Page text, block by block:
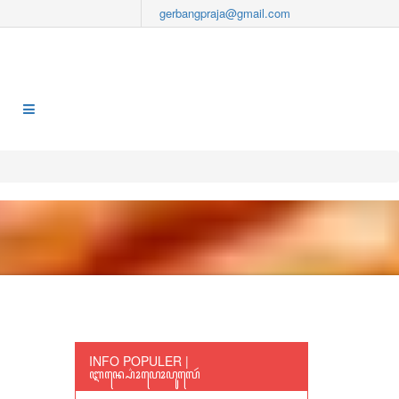
gerbangpraja@gmail.com
INFO POPULER |
ꦆꦤ꧀ꦥ꦳ꦺꦴꦥꦺꦴꦥꦸꦭꦺꦂ